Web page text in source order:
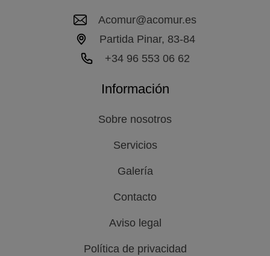
Acomur@acomur.es
Partida Pinar, 83-84
+34 96 553 06 62
Información
Sobre nosotros
Servicios
Galería
Contacto
Aviso legal
Política de privacidad